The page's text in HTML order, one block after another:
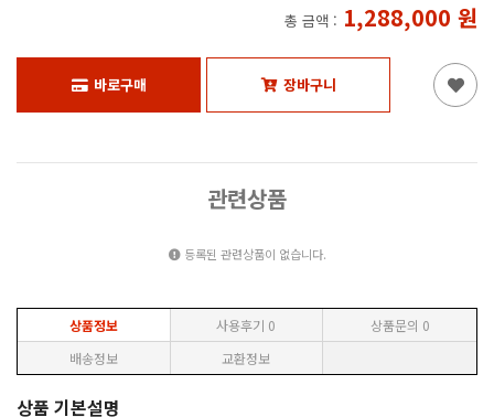
총 금액 : 1,288,000 원
바로구매 장바구니
관련상품
등록된 관련상품이 없습니다.
상품정보 사용후기 0 상품문의 0
배송정보
교환정보
상품 기본설명